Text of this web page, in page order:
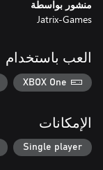
منشور بواسطة
Jatrix-Games
العب باستخدام
XBOX One
الإمكانات
Single player